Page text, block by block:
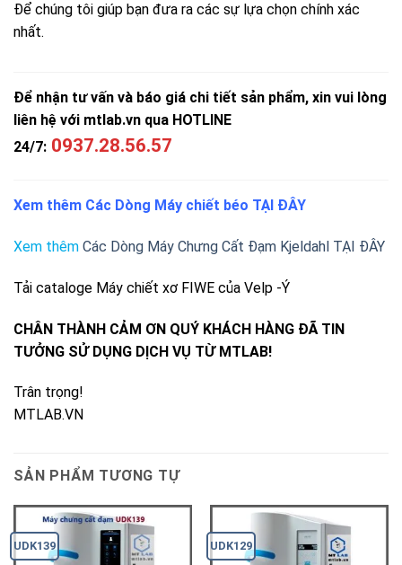
Để chúng tôi giúp bạn đưa ra các sự lựa chọn chính xác
nhất.
Để nhận tư vấn và báo giá chi tiết sản phẩm, xin vui lòng
liên hệ với mtlab.vn qua HOTLINE
24/7: 0937.28.56.57
Xem thêm Các Dòng Máy chiết béo TẠI ĐÂY
Xem thêm Các Dòng Máy Chưng Cất Đạm Kjeldahl TẠI ĐÂY
Tải cataloge Máy chiết xơ FIWE của Velp -Ý
CHÂN THÀNH CẢM ƠN QUÝ KHÁCH HÀNG ĐÃ TIN
TƯỞNG SỬ DỤNG DỊCH VỤ TỪ MTLAB!
Trân trọng!
MTLAB.VN
SẢN PHẨM TƯƠNG TỰ
UDK139 UDK129